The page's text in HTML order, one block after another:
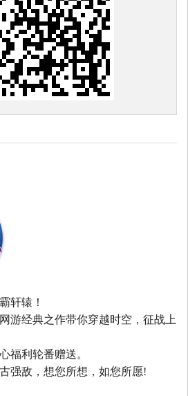
轩辕！
游经典之作带你穿越时空，征战上
福利轮番赠送。
强敌，想您所想，如您所愿!